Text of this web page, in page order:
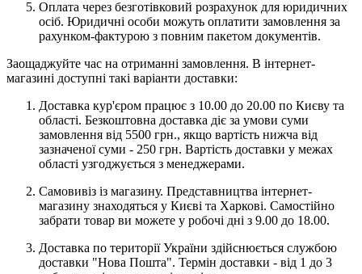
Оплата через безготівковий розрахунок для юридичних
осіб. Юридичні особи можуть оплатити замовлення за
рахунком-фактурою з повним пакетом документів.
Заощаджуйте час на отриманні замовлення. В інтернет-
магазині доступні такі варіанти доставки:
Доставка кур'єром працює з 10.00 до 20.00 по Києву та
області. Безкоштовна доставка діє за умови суми
замовлення від 5500 грн., якщо вартість нижча від
зазначеної суми - 250 грн. Вартість доставки у межах
області узгоджується з менеджерами.
Самовивіз із магазину. Представництва інтернет-
магазину знаходяться у Києві та Харкові. Самостійно
забрати товар ви можете у робочі дні з 9.00 до 18.00.
Доставка по території України здійснюється службою
доставки "Нова Пошта". Термін доставки - від 1 до 3